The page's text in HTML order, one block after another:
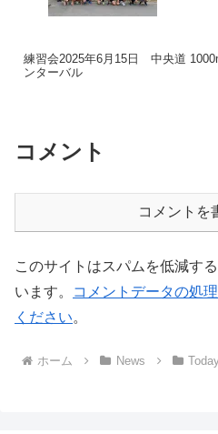
練習会2025年6月15日 中央道
ンターバル
コメント
コメントを
このサイトはスパムを低減す
います。
コメントデータの処
ください。
ホーム News